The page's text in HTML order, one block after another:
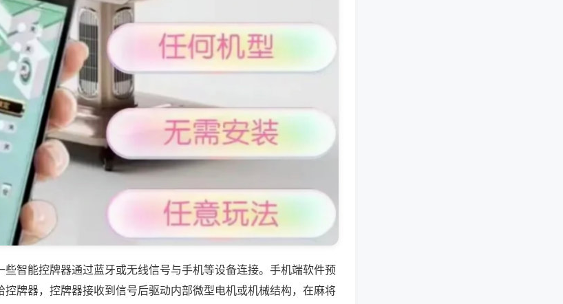
些智能控牌器通过蓝牙或无线信号与手机等设备连接。手机端软件预
牌器，控牌器接收到信号后驱动内部微型电机或机械结构，在麻将